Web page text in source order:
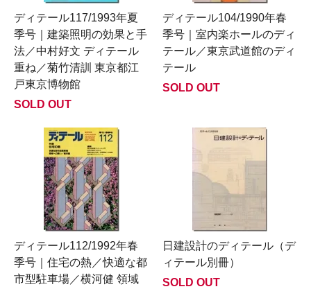
ディテール117/1993年夏
季号｜建築照明の効果と手
法／中村好文 ディテール
重ね／菊竹清訓 東京都江
戸東京博物館
SOLD OUT
ディテール104/1990年春
季号｜室内楽ホールのディ
テール／東京武道館のディ
テール
SOLD OUT
ディテール112/1992年春
季号｜住宅の熱／快適な都
市型駐車場／横河健 領域
日建設計のディテール（デ
ィテール別冊）
SOLD OUT